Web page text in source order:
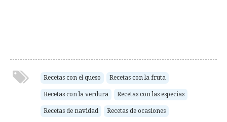
Recetas con el queso Recetas con la fruta
Recetas con la verdura Recetas con las especias
Recetas de navidad Recetas de ocasiones